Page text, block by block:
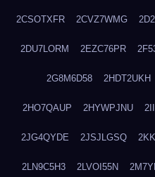
2CSOTXFR 2CVZ7WMG
2DU7LORM 2EZC76PR
2G8M6D58 2HDT2UKH
2HO7QAUP 2HYWPJNU
2JG4QYDE 2JSJLGSQ
2LN9C5H3 2LVOI55N